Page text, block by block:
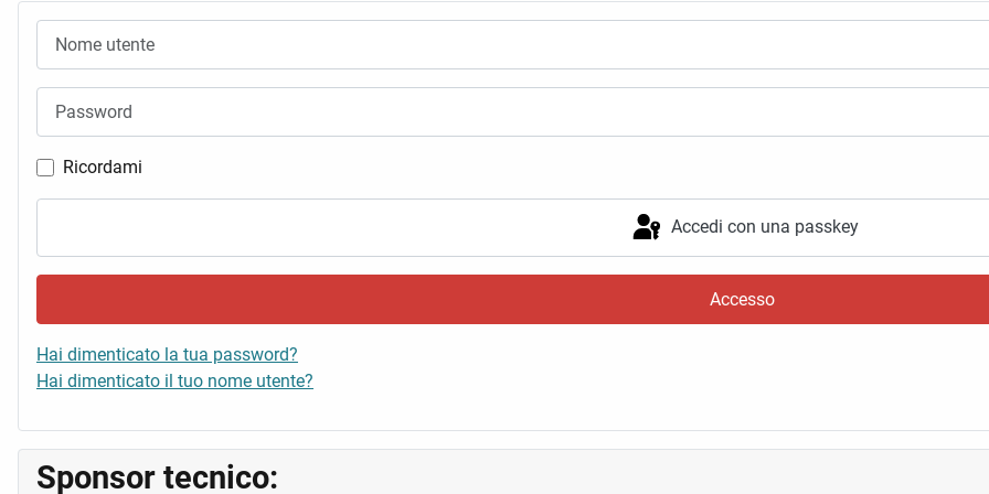
Ricordami
Accedi con una passkey
Accesso
Hai dimenticato la tua password?
Hai dimenticato il tuo nome utente?
Sponsor tecnico: